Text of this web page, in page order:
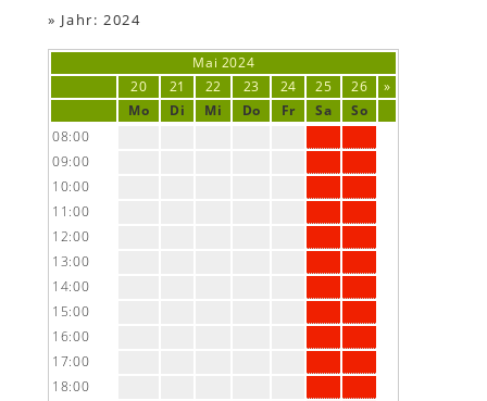
» Jahr: 2024
Mai 2024
20
21 22 23 24 25 26
»
Mo
Di Mi Do Fr Sa
So
08:00
09:00
10:00
11:00
12:00
13:00
14:00
15:00
16:00
17:00
18:00